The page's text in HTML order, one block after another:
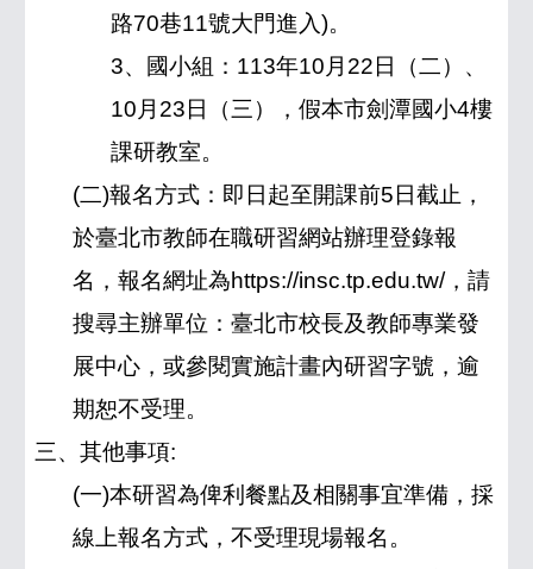
路70巷11號大門進入)。
3、國小組：113年10月22日（二）、
10月23日（三），假本市劍潭國小4樓
課研教室。
(二)報名方式：即日起至開課前5日截止，
於臺北市教師在職研習網站辦理登錄報
名，報名網址為https://insc.tp.edu.tw/，請
搜尋主辦單位：臺北市校長及教師專業發
展中心，或參閱實施計畫內研習字號，逾
期恕不受理。
三、其他事項:
(一)本研習為俾利餐點及相關事宜準備，採
線上報名方式，不受理現場報名。